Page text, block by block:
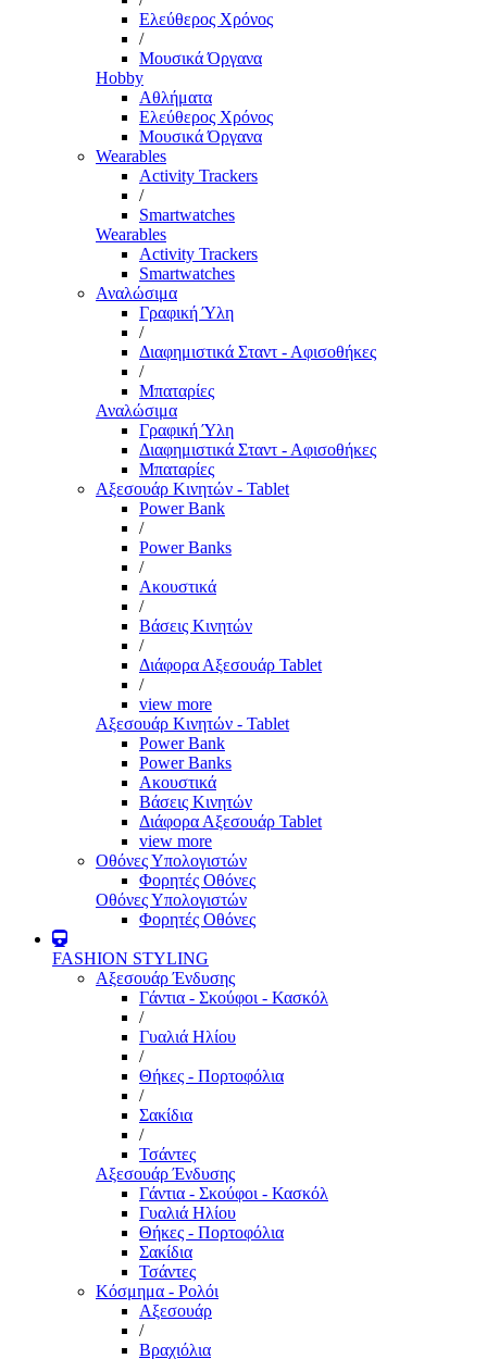
Ελεύθερος Χρόνος
/
Μουσικά Όργανα
Hobby
Αθλήματα
Ελεύθερος Χρόνος
Μουσικά Όργανα
Wearables
Activity Trackers
/
Smartwatches
Wearables
Activity Trackers
Smartwatches
Αναλώσιμα
Γραφική Ύλη
/
Διαφημιστικά Σταντ - Αφισοθήκες
/
Μπαταρίες
Αναλώσιμα
Γραφική Ύλη
Διαφημιστικά Σταντ - Αφισοθήκες
Μπαταρίες
Αξεσουάρ Κινητών - Tablet
Power Bank
/
Power Banks
/
Ακουστικά
/
Βάσεις Κινητών
/
Διάφορα Αξεσουάρ Tablet
/
view more
Αξεσουάρ Κινητών - Tablet
Power Bank
Power Banks
Ακουστικά
Βάσεις Κινητών
Διάφορα Αξεσουάρ Tablet
view more
Οθόνες Υπολογιστών
Φορητές Οθόνες
Οθόνες Υπολογιστών
Φορητές Οθόνες
FASHION STYLING
Αξεσουάρ Ένδυσης
Γάντια - Σκούφοι - Κασκόλ
/
Γυαλιά Ηλίου
/
Θήκες - Πορτοφόλια
/
Σακίδια
/
Τσάντες
Αξεσουάρ Ένδυσης
Γάντια - Σκούφοι - Κασκόλ
Γυαλιά Ηλίου
Θήκες - Πορτοφόλια
Σακίδια
Τσάντες
Κόσμημα - Ρολόι
Αξεσουάρ
/
Βραχιόλια